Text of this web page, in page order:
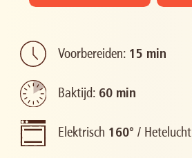
Voorbereiden: 15 min
Baktijd: 60 min
Elektrisch 160° / Hetelucht